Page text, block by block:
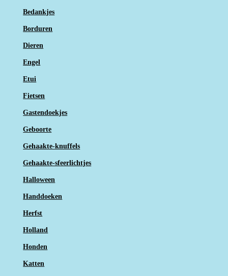
Bedankjes
Borduren
Dieren
Engel
Etui
Fietsen
Gastendoekjes
Geboorte
Gehaakte-knuffels
Gehaakte-sfeerlichtjes
Halloween
Handdoeken
Herfst
Holland
Honden
Katten